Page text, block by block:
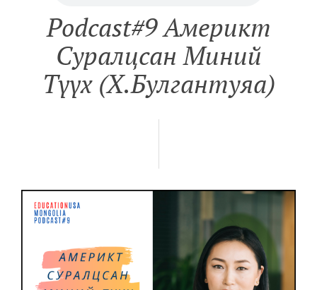
Podcast#9 Aмерикт
Суралцсан Миний
Түүх (Х.Булгантуяа)